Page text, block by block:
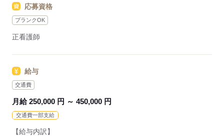
【具体的には】
8：45：ミーティング開始
13：30：再び訪問看護へ
16：00：本部へ戻り、翌日の準備など
応募資格
ブランクOK
正看護師
給与
交通費
月給 250,000 円 ～ 450,000 円
交通費一部支給
【給与内訳】